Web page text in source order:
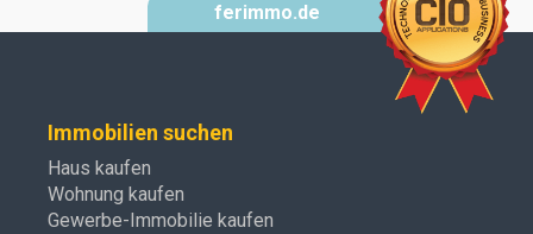
ferimmo.de
Immobilien suchen
Haus kaufen
Wohnung kaufen
Gewerbe-Immobilie kaufen